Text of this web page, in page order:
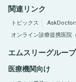
関連リンク
トピックス
オンライン診療提携医院
エムスリーグルー
医療機関向け